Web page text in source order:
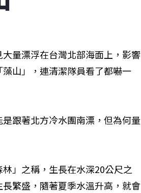
量漂浮在台灣北部海面上，影響
山」，連清潔隊員看了都嚇一
跟著北方冷水團南漂，但為何量
」之稱，生長在水深20公尺之
繁盛，隨著夏季水溫升高，就會